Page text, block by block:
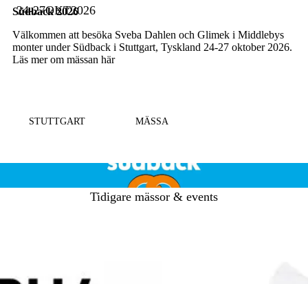
24-27OKT2026
Südback 2026
Välkommen att besöka Sveba Dahlen och Glimek i Middlebys
monter under Südback i Stuttgart, Tyskland 24-27 oktober 2026.
Läs mer om mässan här
STUTTGART MÄSSA
Tidigare mässor & events